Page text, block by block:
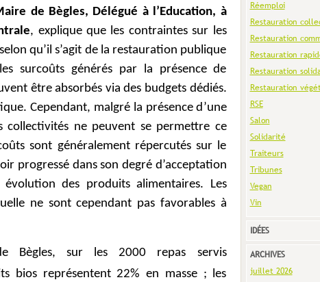
de Bègles, Délégué à l’Education, à
, explique que les contraintes sur les
qu’il s’agit de la restauration publique
surcoûts générés par la présence de
être absorbés via des budgets dédiés.
Cependant, malgré la présence d’une
collectivités ne peuvent se permettre ce
sont généralement répercutés sur le
progressé dans son degré d’acceptation
des produits alimentaires. Les
ne sont cependant pas favorables à
Bègles, sur les 2000 repas servis
bios représentent 22% en masse ; les
Réemploi
Restauration
Restauration
Restauration
Restauration
Restauration
RSE
Salon
Solidarité
Traiteurs
Tribunes
Vegan
Vin
IDÉES
ARCHIVES
juillet 2026